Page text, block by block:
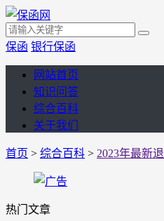
保函 银行保函
网站首页
知识问答
综合百科
关于我们
首页 > 综合百科 > 2023年最新
热门文章